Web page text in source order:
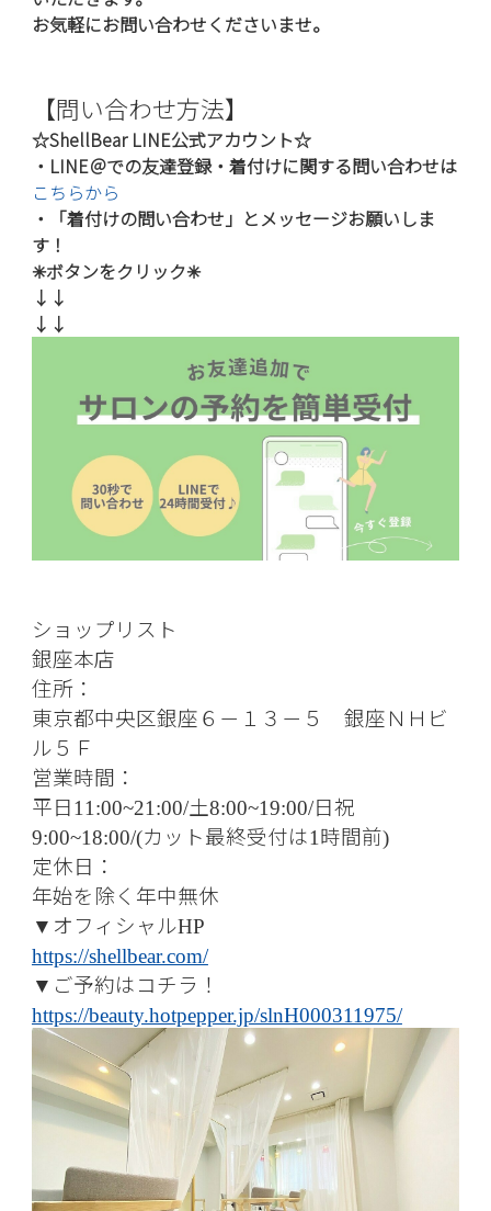
お気軽にお問い合わせくださいませ。
【問い合わせ方法】
☆ShellBear LINE公式アカウント☆
・LINE＠での友達登録・着付けに関する問い合わせは
こちらから
・「着付けの問い合わせ」とメッセージお願いしま
す！
✳︎ボタンをクリック✳︎
↓↓
↓↓
ショップリスト
銀座本店
住所：
東京都中央区銀座６－１３－５ 銀座ＮＨビ
ル５Ｆ
営業時間：
平日11:00~21:00/土8:00~19:00/日祝
9:00~18:00/(カット最終受付は1 時間前)
定休日：
年始を除く年中無休
▼ オフィシャルHP
https://shellbear.com/
▼ ご予約はコチラ！
https://beauty.hotpepper.jp/slnH000311975/